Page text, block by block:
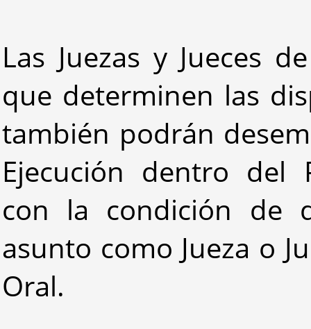
Las Juezas y Jueces
que determinen las
también podrán
Ejecución dentro del
con la condición de
asunto como Jueza o
Oral.